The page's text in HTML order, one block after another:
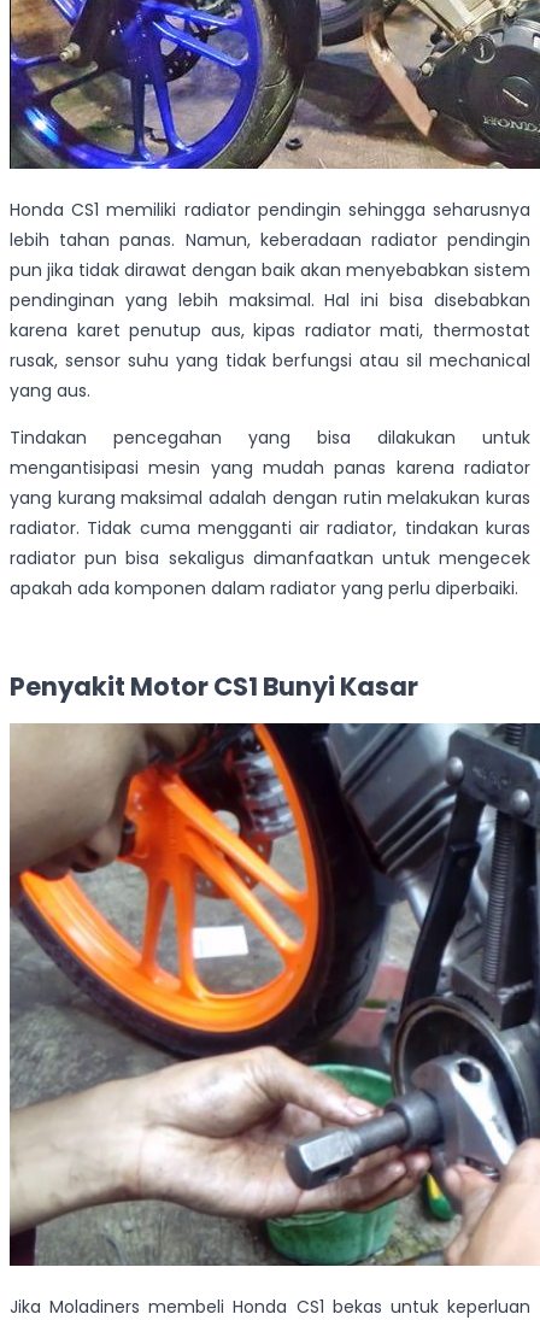
Honda CS1 memiliki radiator pendingin sehingga seharusnya
lebih tahan panas. Namun, keberadaan radiator pendingin
pun jika tidak dirawat dengan baik akan menyebabkan sistem
pendinginan yang lebih maksimal. Hal ini bisa disebabkan
karena karet penutup aus, kipas radiator mati, thermostat
rusak, sensor suhu yang tidak berfungsi atau sil mechanical
yang aus.
Tindakan pencegahan yang bisa dilakukan untuk
mengantisipasi mesin yang mudah panas karena radiator
yang kurang maksimal adalah dengan rutin melakukan kuras
radiator. Tidak cuma mengganti air radiator, tindakan kuras
radiator pun bisa sekaligus dimanfaatkan untuk mengecek
apakah ada komponen dalam radiator yang perlu diperbaiki.
Penyakit Motor CS1 Bunyi Kasar
Jika Moladiners membeli Honda CS1 bekas untuk keperluan